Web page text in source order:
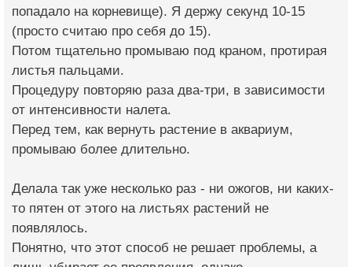
попадало на корневище). Я держу секунд 10-15
(просто считаю про себя до 15).
Потом тщательно промываю под краном, протирая
листья пальцами.
Процедуру повторяю раза два-три, в зависимости
от интенсивности налета.
Перед тем, как вернуть растение в аквариум,
промываю более длительно.
Делала так уже несколько раз - ни ожогов, ни каких-
то пятен от этого на листьях растений не
появлялось.
Понятно, что этот способ не решает проблемы, а